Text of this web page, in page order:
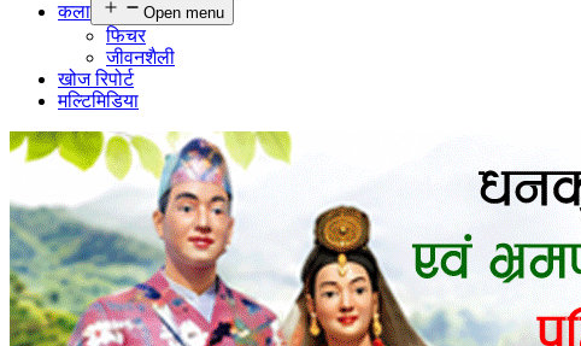
कला
Open menu
फिचर
जीवनशैली
खोज रिपोर्ट
मल्टिमिडिया